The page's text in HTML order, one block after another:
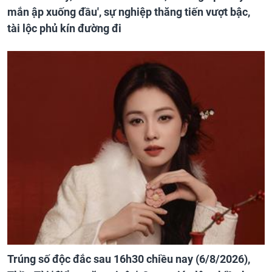
mắn ập xuống đầu', sự nghiệp thăng tiến vượt bậc,
tài lộc phủ kín đường đi
Trúng số độc đắc sau 16h30 chiều nay (6/8/2026),